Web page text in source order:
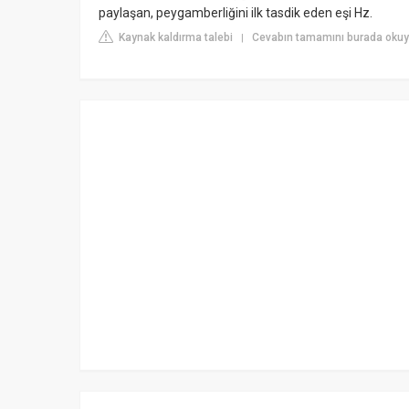
paylaşan, peygamberliğini ilk tasdik eden eşi Hz.
Kaynak kaldırma talebi | Cevabın tamamını burada